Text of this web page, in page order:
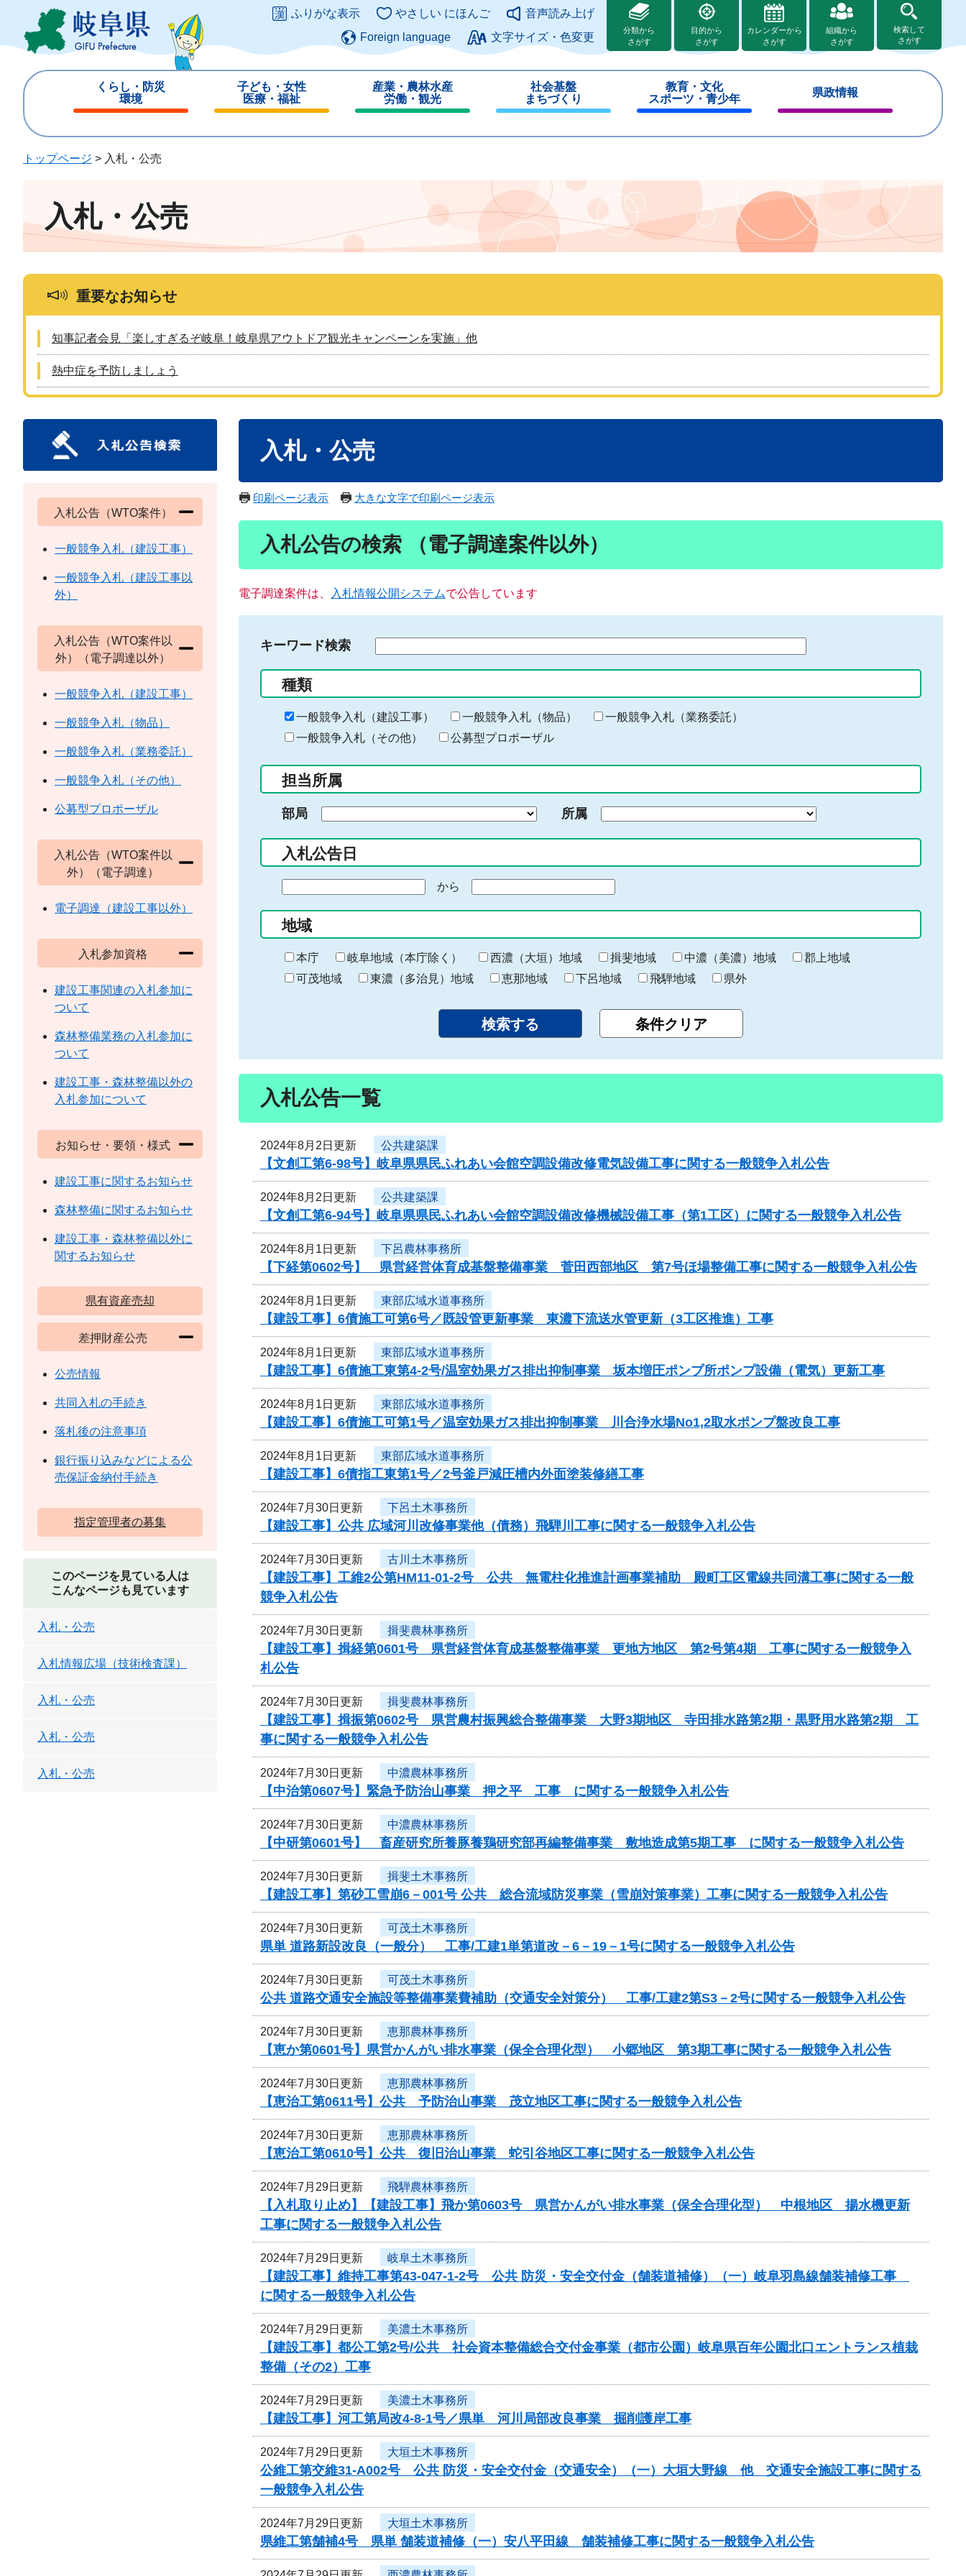
ジ
ュ
このページの本文へ
ふりがな表示 やさしい にほんご
音声読み上げ
Foreign language
文字サイズ・色変更
分類から
さがす
目的から
さがす
カレンダーから
さがす
組織から
さがす
検索して
さがす
くらし・防災
環境
じ
子ども・女性
医療・福祉
じ
産業・農林水産
労働・観光
じ
社会基盤
まちづくり
じ
教育・文化
スポーツ・青少年
じ
県政情報
じ
トップページ > 入札・公売
入札・公売
重要なお知らせ
知事記者会見「楽しすぎるぞ岐阜！岐阜県アウトドア観光キャンペーンを実施」他
熱中症を予防しましょう
入札・公売
印刷ページ表示 大きな文字で印刷ページ表示
入札公告の検索 （電子調達案件以外）
電子調達案件は、 入札情報公開システムで公告しています
キーワード検索
る
キ
ー
ー
入
力
種類
一般競争入札（建設工事） 一般競争入札（物品）
一般競争入札（業務委託）
一般競争入札（その他）
公募型プロポーザル
担当所属
部局 所属
入札公告日
の
始
ま
り
から
終
わ
り
地域
本庁 岐阜地域（本庁除く） 西濃（大垣）地域 揖斐地域 中濃（美濃）地域
郡上地域
可茂地域
東濃（多治見）地域 恵那地域 下呂地域 飛騨地域 県外
入札公告一覧
2024年8月2日更新 公共建築課
【文創工第6-98号】岐阜県県民ふれあい会館空調設備改修電気設備工事に関する一般競争入札公告
2024年8月2日更新 公共建築課
【文創工第6-94号】岐阜県県民ふれあい会館空調設備改修機械設備工事（第1工区）に関する一般競争入札公告
2024年8月1日更新 下呂農林事務所
【下経第0602号】 県営経営体育成基盤整備事業 菅田西部地区 第7号ほ場整備工事に関する一般競争入札公告
2024年8月1日更新 東部広域水道事務所
【建設工事】6債施工可第6号／既設管更新事業 東濃下流送水管更新（3工区推進）工事
2024年8月1日更新 東部広域水道事務所
【建設工事】6債施工東第4-2号/温室効果ガス排出抑制事業 坂本増圧ポンプ所ポンプ設備（電気）更新工事
2024年8月1日更新 東部広域水道事務所
【建設工事】6債施工可第1号／温室効果ガス排出抑制事業 川合浄水場No1,2取水ポンプ盤改良工事
2024年8月1日更新 東部広域水道事務所
【建設工事】6債指工東第1号／2号釜戸減圧槽内外面塗装修繕工事
2024年7月30日更新 下呂土木事務所
【建設工事】公共 広域河川改修事業他（債務）飛騨川工事に関する一般競争入札公告
2024年7月30日更新 古川土木事務所
【建設工事】工維2公第HM11-01-2号 公共 無電柱化推進計画事業補助 殿町工区電線共同溝工事に関する一般
競争入札公告
2024年7月30日更新 揖斐農林事務所
【建設工事】揖経第0601号 県営経営体育成基盤整備事業 更地方地区 第2号第4期 工事に関する一般競争入
札公告
2024年7月30日更新 揖斐農林事務所
【建設工事】揖振第0602号 県営農村振興総合整備事業 大野3期地区 寺田排水路第2期・黒野用水路第2期 工
事に関する一般競争入札公告
2024年7月30日更新 中濃農林事務所
【中治第0607号】緊急予防治山事業 押之平 工事 に関する一般競争入札公告
2024年7月30日更新 中濃農林事務所
【中研第0601号】 畜産研究所養豚養鶏研究部再編整備事業 敷地造成第5期工事 に関する一般競争入札公告
2024年7月30日更新 揖斐土木事務所
【建設工事】第砂工雪崩6－001号 公共 総合流域防災事業（雪崩対策事業）工事に関する一般競争入札公告
2024年7月30日更新 可茂土木事務所
県単 道路新設改良（一般分） 工事/工建1単第道改－6－19－1号に関する一般競争入札公告
2024年7月30日更新 可茂土木事務所
公共 道路交通安全施設等整備事業費補助（交通安全対策分） 工事/工建2第S3－2号に関する一般競争入札公告
2024年7月30日更新 恵那農林事務所
【恵か第0601号】県営かんがい排水事業（保全合理化型） 小郷地区 第3期工事に関する一般競争入札公告
2024年7月30日更新 恵那農林事務所
【恵治工第0611号】公共 予防治山事業 茂立地区工事に関する一般競争入札公告
2024年7月30日更新 恵那農林事務所
【恵治工第0610号】公共 復旧治山事業 蛇引谷地区工事に関する一般競争入札公告
2024年7月29日更新 飛騨農林事務所
【入札取り止め】【建設工事】飛か第0603号 県営かんがい排水事業（保全合理化型） 中根地区 揚水機更新
工事に関する一般競争入札公告
2024年7月29日更新 岐阜土木事務所
【建設工事】維持工事第43-047-1-2号 公共 防災・安全交付金（舗装道補修）（一）岐阜羽島線舗装補修工事
に関する一般競争入札公告
2024年7月29日更新 美濃土木事務所
【建設工事】都公工第2号/公共 社会資本整備総合交付金事業（都市公園）岐阜県百年公園北口エントランス植栽
整備（その2）工事
2024年7月29日更新 美濃土木事務所
【建設工事】河工第局改4-8-1号／県単 河川局部改良事業 掘削護岸工事
2024年7月29日更新 大垣土木事務所
公維工第交維31-A002号 公共 防災・安全交付金（交通安全）（一）大垣大野線 他 交通安全施設工事に関する
一般競争入札公告
2024年7月29日更新 大垣土木事務所
県維工第舗補4号 県単 舗装道補修（一）安八平田線 舗装補修工事に関する一般競争入札公告
入札公告（WTO案件）
一般競争入札（建設工事）
一般競争入札（建設工事以
外）
入札公告（WTO案件以
外）（電子調達以外）
一般競争入札（建設工事）
一般競争入札（物品）
一般競争入札（業務委託）
一般競争入札（その他）
公募型プロポーザル
入札公告（WTO案件以
外）（電子調達）
電子調達（建設工事以外）
入札参加資格
建設工事関連の入札参加に
ついて
森林整備業務の入札参加に
ついて
建設工事・森林整備以外の
入札参加について
お知らせ・要領・様式
建設工事に関するお知らせ
森林整備に関するお知らせ
建設工事・森林整備以外に
関するお知らせ
県有資産売却
差押財産公売
公売情報
共同入札の手続き
落札後の注意事項
銀行振り込みなどによる公
売保証金納付手続き
指定管理者の募集
このページを見ている人は
こんなページも見ています
入札・公売
入札情報広場（技術検査課）
入札・公売
入札・公売
入札・公売